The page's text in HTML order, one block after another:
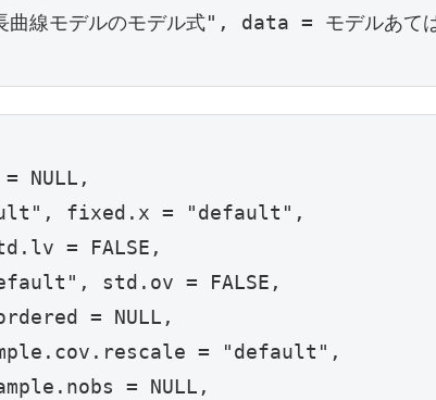
デルのモデル式", data = モデルあては
NULL,
fixed.x = "default",
= FALSE,
std.ov = FALSE,
= NULL,
= "default",
= NULL,